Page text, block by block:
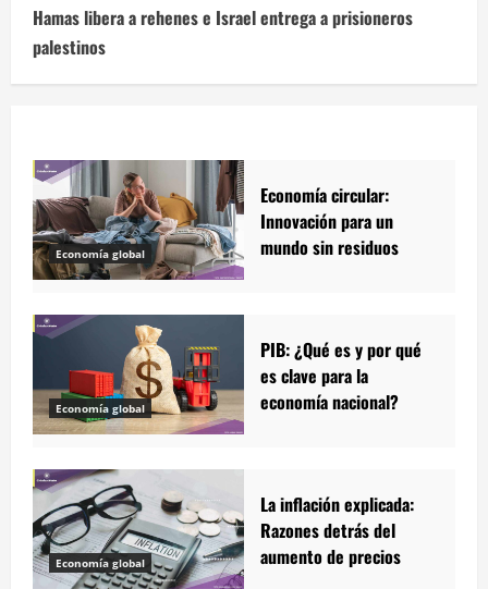
Hamas libera a rehenes e Israel entrega a prisioneros
palestinos
Economía global
Economía circular:
Innovación para un
mundo sin residuos
Economía global
PIB: ¿Qué es y por qué
es clave para la
economía nacional?
Economía global
La inflación explicada:
Razones detrás del
aumento de precios